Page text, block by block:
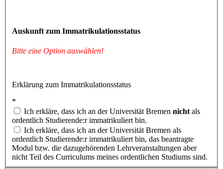
Auskunft zum Immatrikulationsstatus
Bitte eine Option auswählen!
Erklärung zum Immatrikulationsstatus
*
Ich erkläre, dass ich an der Universität Bremen nicht als
ordentlich Studierende:r immatrikuliert bin.
ordentlich Studierende:r immatrikuliert bin, das beantragte
Modul bzw. die dazugehörenden Lehrveranstaltungen aber
nicht Teil des Curriculums meines ordentlichen Studiums sind.